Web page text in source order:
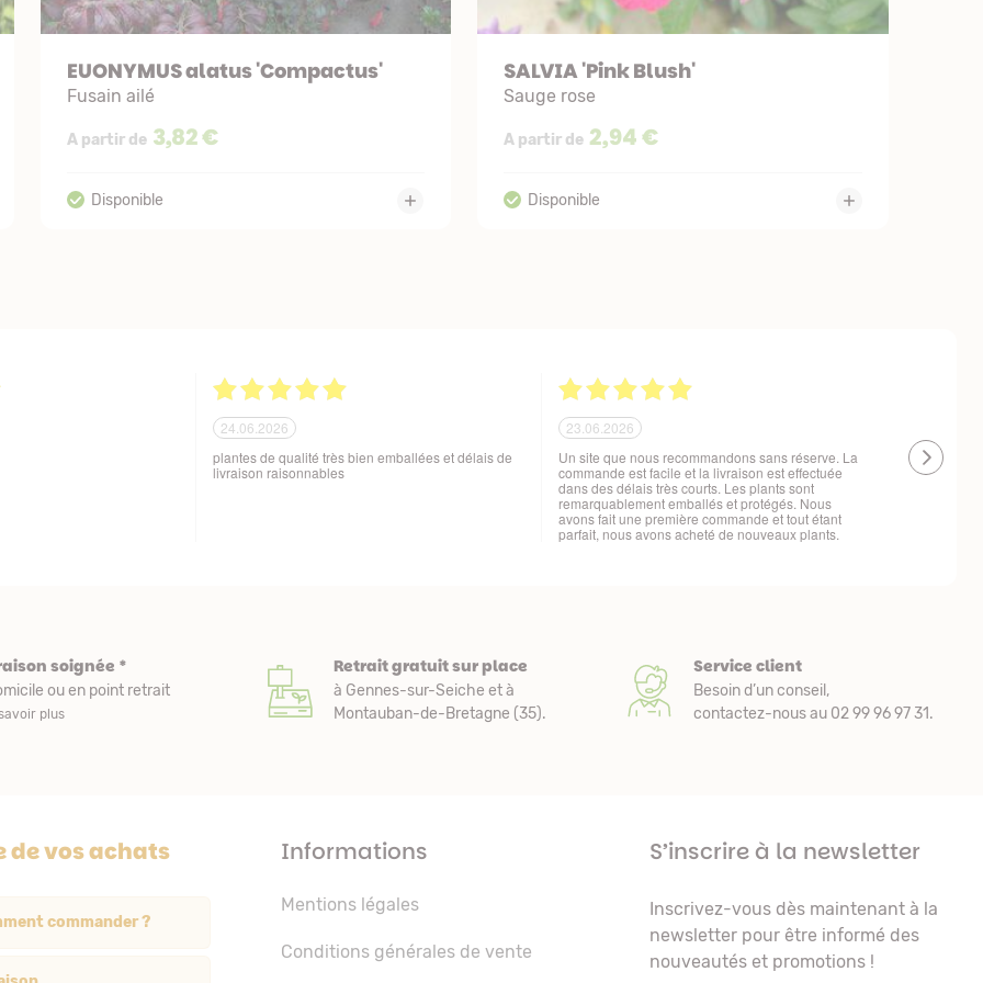
EUONYMUS alatus 'Compactus'
Fusain ailé
A partir de 3,82 €
SALVIA 'Pink Blush'
Sauge rose
A partir de 2,94 €
soigné des produits
21.06.2026
Tout est parfait. Je suis enchantée Quoi de plus !
Excellente maison et plantes de qualité. Merci
21.06.2026
Ras, la livraison est conforme à mes attentes
Livraison à
soignée *
ou en point retrait
plus
Retrait gratuit sur place
à Gennes-sur-Seiche et à
Montauban-de-Bretagne (35).
Service client
Besoin d’un conseil,
contactez-nous au 02 99 96 97 31.
de vos achats
commander ?
S’inscrire à la newsletter
Inscrivez-vous dès maintenant à la
newsletter pour être informé des
nouveautés et promotions !
Informations
Mentions légales
Conditions générales de vente